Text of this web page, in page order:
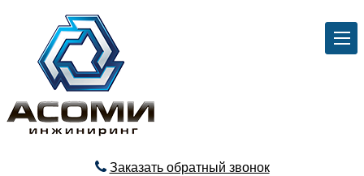
Заказать обратный звонок